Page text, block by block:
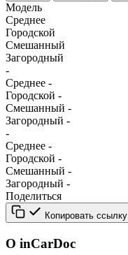
Модель
Среднее
Городской
Смешанный
Загородный
-
Среднее -
Городской -
Смешанный -
Загородный -
-
Среднее -
Городской -
Смешанный -
Загородный -
Поделиться
Копировать ссылку
О inCarDoc